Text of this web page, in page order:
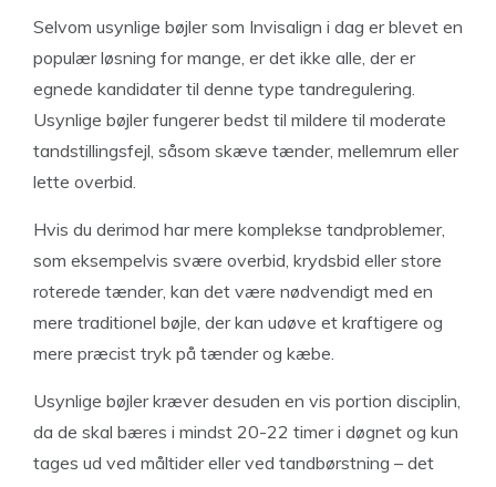
Selvom usynlige bøjler som Invisalign i dag er blevet en
populær løsning for mange, er det ikke alle, der er
egnede kandidater til denne type tandregulering.
Usynlige bøjler fungerer bedst til mildere til moderate
tandstillingsfejl, såsom skæve tænder, mellemrum eller
lette overbid.
Hvis du derimod har mere komplekse tandproblemer,
som eksempelvis svære overbid, krydsbid eller store
roterede tænder, kan det være nødvendigt med en
mere traditionel bøjle, der kan udøve et kraftigere og
mere præcist tryk på tænder og kæbe.
Usynlige bøjler kræver desuden en vis portion disciplin,
da de skal bæres i mindst 20-22 timer i døgnet og kun
tages ud ved måltider eller ved tandbørstning – det